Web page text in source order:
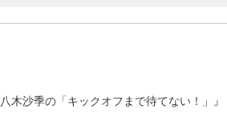
木沙季の「キックオフまで待てない！」』